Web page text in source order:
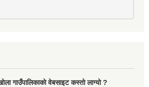
गाउँपालिकाकाे वेबसाइट कस्तो लाग्यो ?